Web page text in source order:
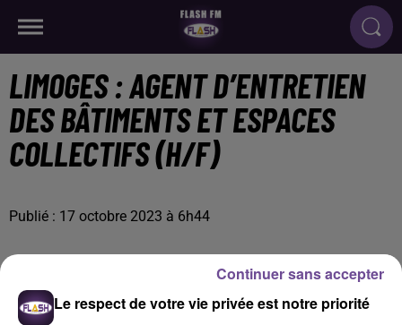
LIMOGES : AGENT D’ENTRETIEN
DES BÂTIMENTS ET ESPACES
COLLECTIFS (H/F)
Publié : 17 octobre 2023 à 6h44
Le respect de votre vie privée est notre priorité
Continuer sans accepter